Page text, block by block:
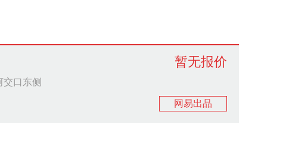
暂无报价
口东侧
网易出品